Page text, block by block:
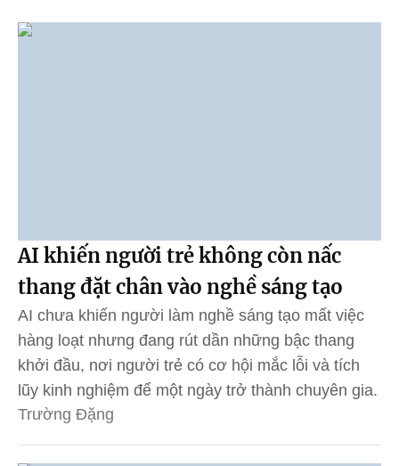
AI khiến người trẻ không còn nấc
thang đặt chân vào nghề sáng tạo
AI chưa khiến người làm nghề sáng tạo mất việc
hàng loạt nhưng đang rút dần những bậc thang
khởi đầu, nơi người trẻ có cơ hội mắc lỗi và tích
lũy kinh nghiệm để một ngày trở thành chuyên gia.
Trường Đặng